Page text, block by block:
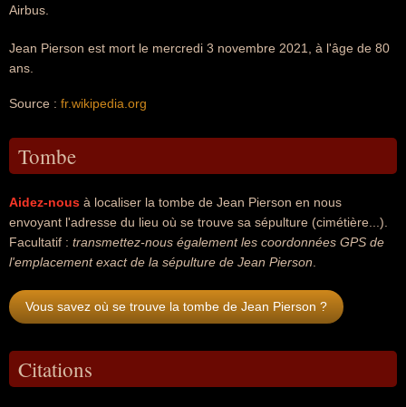
Airbus.
Jean Pierson est mort le mercredi 3 novembre 2021, à l'âge de 80
ans.
Source : fr.wikipedia.org
Tombe
Aidez-nous à localiser la tombe de Jean Pierson en nous
envoyant l'adresse du lieu où se trouve sa sépulture (cimétière...).
Facultatif : transmettez-nous également les coordonnées GPS de
l'emplacement exact de la sépulture de Jean Pierson
Vous savez où se trouve la tombe de Jean Pierson ?
Citations